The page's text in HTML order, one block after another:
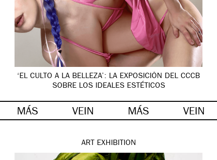
‘EL CULTO A LA BELLEZA’: LA EXPOSICIÓN DEL CCCB
SOBRE LOS IDEALES ESTÉTICOS
MÁS VEIN MÁS VEIN
ART EXHIBITION